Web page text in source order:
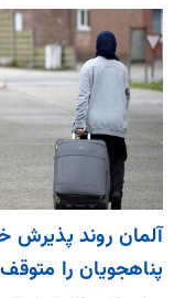
آلمان روند پذیرش
پناهجویان را